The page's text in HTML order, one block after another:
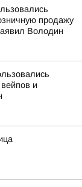
продажу
Володин
и